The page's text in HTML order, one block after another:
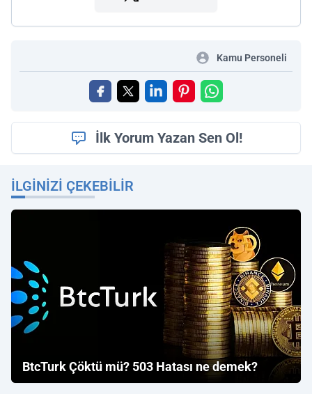
Kamu Personeli
İlk Yorum Yazan Sen Ol!
İLGINIZI ÇEKEBILIR
BtcTurk Çöktü mü? 503 Hatası ne demek?